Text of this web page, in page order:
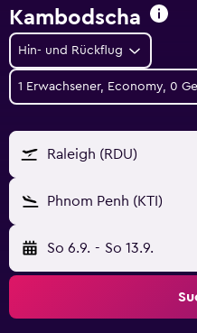
Kambodscha
Hin- und Rückflug
1 Erwachsener, Economy, 0
Raleigh (RDU)
Phnom Penh (KTI)
So 6.9. - So 13.9.